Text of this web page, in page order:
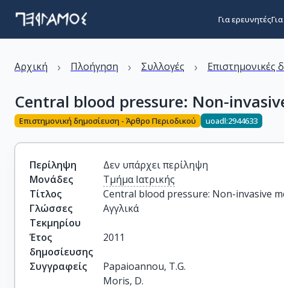
Για ερευνητές
Αρχική › Πλοήγηση › Συλλογές › Επιστημονικές
Central blood pressure: Non-
Επιστημονική δημοσίευση - Άρθρο Περιοδικού uoadl:2944633
Περίληψη
Δεν υπάρχει περίληψη
Μονάδες
Τμήμα Ιατρικής
Τίτλος
Central blood pressure: Non-invasive
Γλώσσες
Τεκμηρίου
Αγγλικά
Έτος
δημοσίευσης
2011
Συγγραφείς
Papaioannou, T.G.
Moris, D.